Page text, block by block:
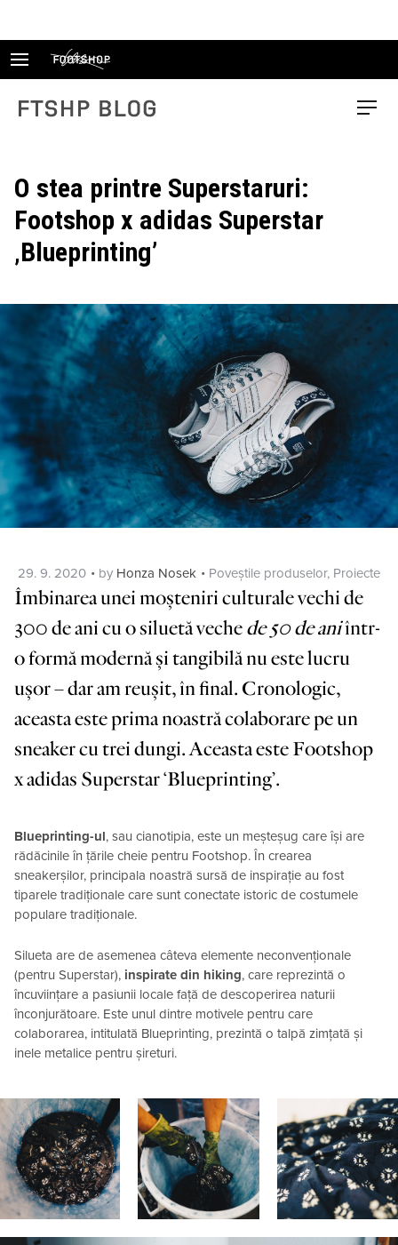
FTSHP blog Menu
O stea printre Superstaruri:
Footshop x adidas Superstar
‚Blueprinting’
Posted
on
29. 9. 2020 by Honza Nosek Categories
Poveștile produselor, Proiecte
Îmbinarea unei moșteniri culturale vechi de
300 de ani cu o siluetă vechede 50 de aniîntr-
o formă modernă și tangibilă nu este lucru
ușor – dar am reușit, în final. Cronologic,
aceasta este prima noastră colaborare pe un
sneaker cu trei dungi. Aceasta este Footshop
x adidas Superstar ‘Blueprinting’.
Blueprinting-ul, sau cianotipia, este un meșteșug care își are
rădăcinile în țările cheie pentru Footshop. În crearea
sneakerșilor, principala noastră sursă de inspirație au fost
tiparele tradiționale care sunt conectate istoric de costumele
populare tradiționale.
Silueta are de asemenea câteva elemente neconvenționale
(pentru Superstar), inspirate din hiking, care reprezintă o
încuviințare a pasiunii locale față de descoperirea naturii
înconjurătoare. Este unul dintre motivele pentru care
colaborarea, intitulată Blueprinting, prezintă o talpă zimțată și
inele metalice pentru șireturi.